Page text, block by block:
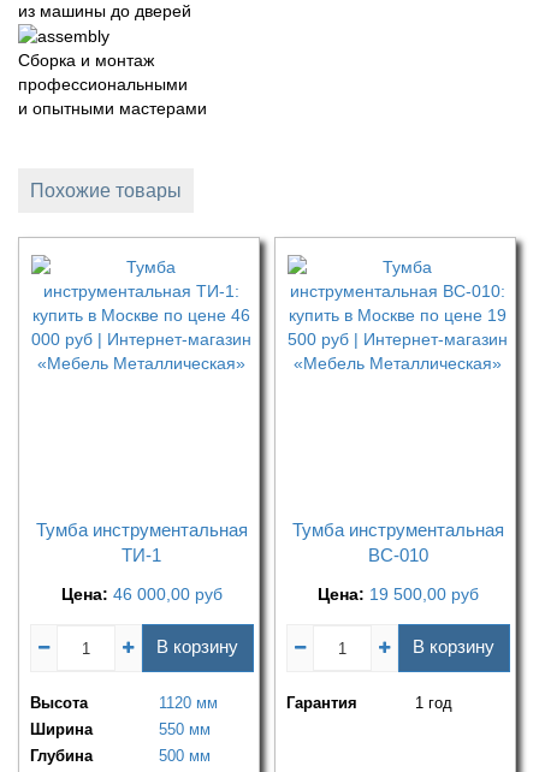
из машины до дверей
Сборка и монтаж
профессиональными
и опытными мастерами
Похожие товары
Тумба инструментальная
ТИ-1
Цена: 46 000,00 руб
В корзину
Высота
1120 мм
Ширина
550 мм
Глубина
500 мм
Тумба инструментальная
ВС-010
Цена: 19 500,00 руб
В корзину
Гарантия 1 год